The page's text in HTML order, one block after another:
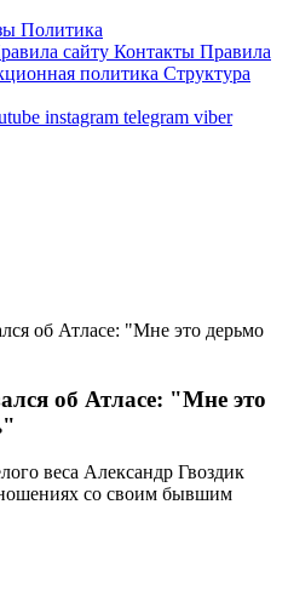
Политика
сайту Контакты Правила
политика Структура
instagram telegram viber
об Атласе: "Мне это дерьмо
об Атласе: "Мне это
веса Александр Гвоздик
со своим бывшим